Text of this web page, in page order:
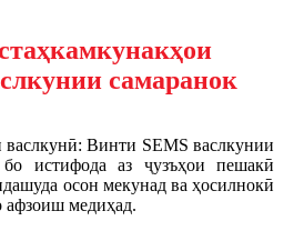
самаранок
васлкунӣ: Винти SEMS васлкунии
бо истифода аз ҷузъҳои пешакӣ
осон мекунад ва ҳосилнокӣ
афзоиш медиҳад.